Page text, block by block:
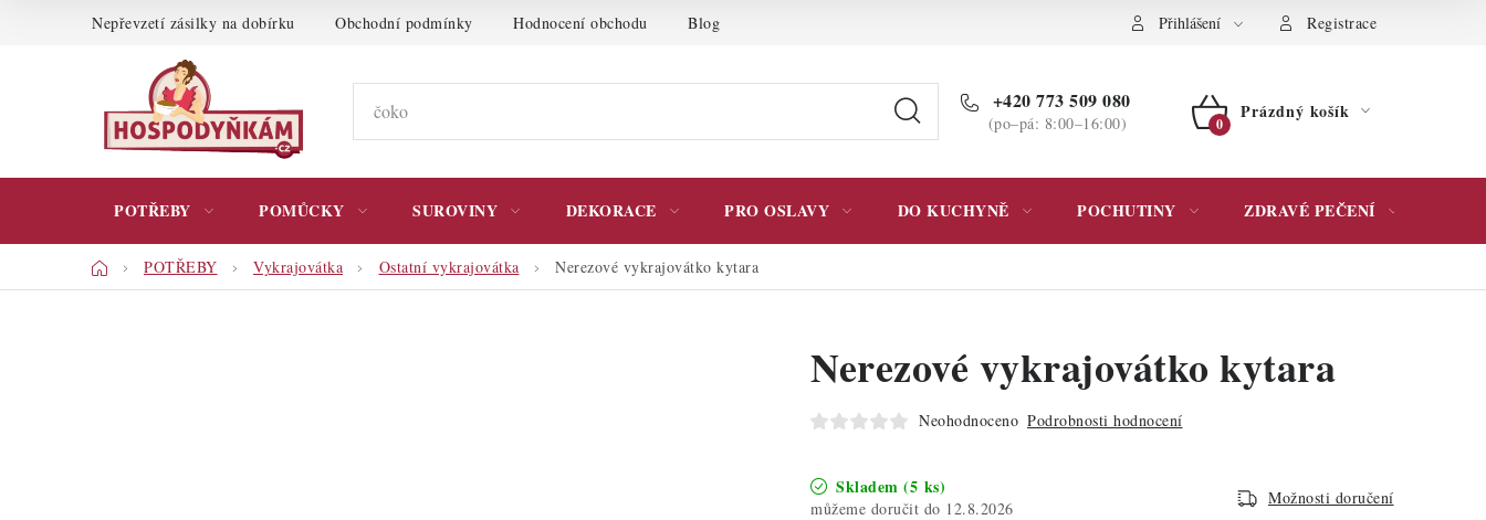
Nepřevzetí zásilky na dobírku Obchodní podmínky Hodnocení obchodu Blog Podmínky ochrany osobních údajů Přihlášení Registrace
+420 773 509 080
(po–pá: 8:00–16:00)
NÁKUPNÍ
Prázdný košík
POTŘEBY POMŮCKY SUROVINY DEKORACE PRO OSLAVY DO KUCHYNĚ POCHUTINY ZDRAVÉ PEČENÍ
DomůPOTŘEBY Vykrajovátka Ostatní vykrajovátka Nerezové vykrajovátko kytara
Nerezové vykrajovátko kytara
Neohodnoceno Podrobnosti hodnocení
Skladem (5 ks)
12.8.2026
Možnosti doručení